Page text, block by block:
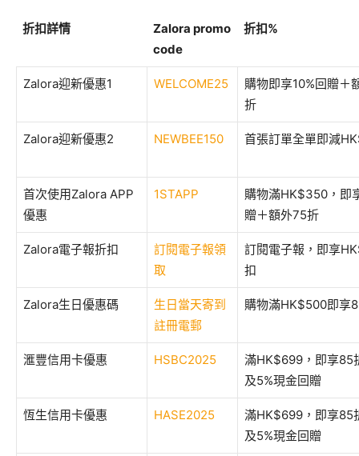
折扣詳情
Zalora promo
code
折扣%
Zalora迎新優惠1 WELCOME25
購物即享10%回贈＋
折
Zalora迎新優惠2 NEWBEE150 首張訂單全單即減
首次使用Zalora APP
優惠
1STAPP
購物滿HK$350，即
贈＋額外75折
Zalora電子報折扣
訂閱電子報領
取
訂閱電子報，即享
扣
Zalora生日優惠碼
生日當天寄到
註冊電郵
購物滿HK$500即享
滙豐信用卡優惠 HSBC2025
滿HK$699，即享85
及5%現金回贈
恆生信用卡優惠 HASE2025
滿HK$699，即享85
及5%現金回贈